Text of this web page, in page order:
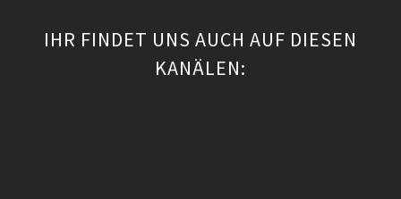
IHR FINDET UNS AUCH AUF DIESEN
KANÄLEN: